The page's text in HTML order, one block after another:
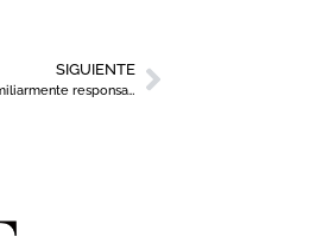
SIGUIENTE
Estrella de Levante, reconocida como empresa familiarmente responsable